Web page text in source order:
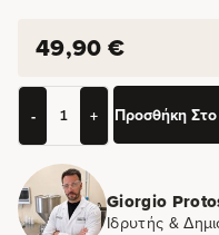
49,90 €
- + Προσθήκη
Giorgio
Ιδρυτής &